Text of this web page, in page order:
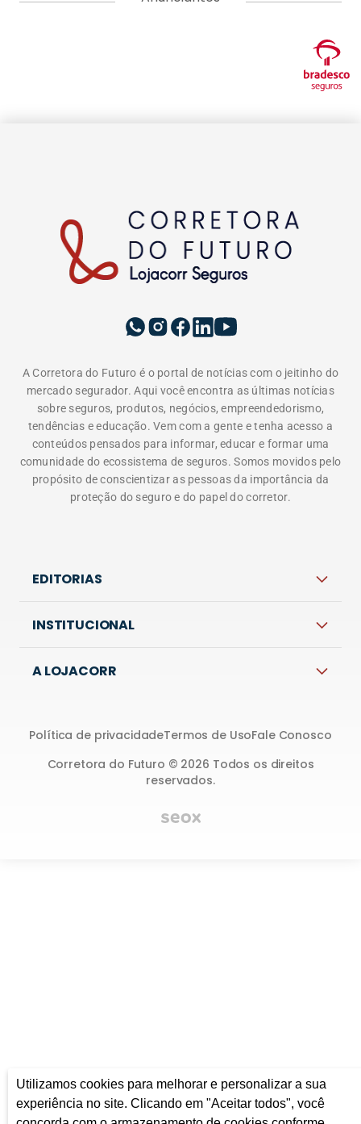
A Corretora do Futuro é o portal de notícias com o jeitinho do
mercado segurador. Aqui você encontra as últimas notícias
sobre seguros, produtos, negócios, empreendedorismo,
EDITORIAS
Corretora do Futuro © 2026 Todos os direitos
reservados.
Política de privacidadeTermos de UsoFale Conosco
Utilizamos cookies para melhorar e personalizar a sua
experiência no site. Clicando em "Aceitar todos", você